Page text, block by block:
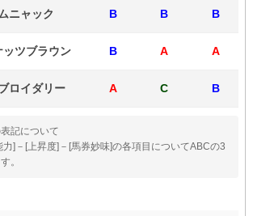
ニャック B B B
ッツブラウン B A A
ロイダリー A C B
記について
]－[上昇度]－[馬券妙味]の各項目についてABCの3
。